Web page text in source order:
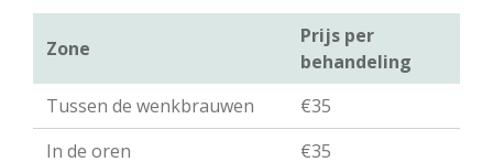
Zone
Prijs per
behandeling
Tussen de wenkbrauwen
€35
In de oren
€35